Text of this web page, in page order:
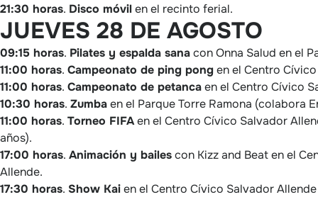
21:30 horas. Disco móvilen el recinto ferial.
JUEVES 28 DE AGOSTO
09:15 horas. Pilates y espalda sanacon Onna Salud en el
11:00 horas. Campeonato de ping pongen el Centro
11:00 horas. Campeonato de petancaen el Centro Cívico
10:30 horas. Zumbaen el Parque Torre Ramona (colabora
11:00 horas. Torneo FIFAen el Centro Cívico Salvador
años).
17:00 horas. Animación y bailescon Kizz and Beat en el
Allende.
17:30 horas. Show Kaien el Centro Cívico Salvador